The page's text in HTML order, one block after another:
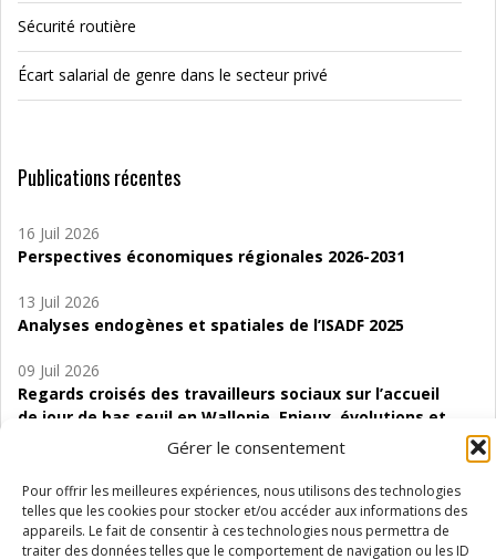
Gérer le consentement
Pour offrir les meilleures expériences, nous utilisons des technologies
telles que les cookies pour stocker et/ou accéder aux informations des
appareils. Le fait de consentir à ces technologies nous permettra de
traiter des données telles que le comportement de navigation ou les ID
Sécurité routière
Écart salarial de genre dans le secteur privé
Publications récentes
16 Juil 2026
Perspectives économiques régionales 2026-2031
13 Juil 2026
Analyses endogènes et spatiales de l’ISADF 2025
09 Juil 2026
Regards croisés des travailleurs sociaux sur l’accueil
de jour de bas seuil en Wallonie. Enjeux, évolutions et
06 Juil 2026
Étude d’évaluabilité des Structures
d’accompagnement à l’autocréation d’emploi (SAACE)